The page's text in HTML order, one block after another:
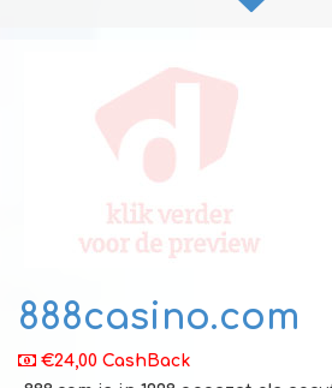
888casino.com
€24,00 CashBack